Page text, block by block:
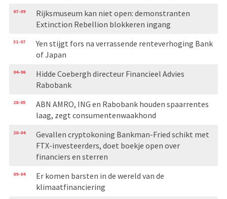
07-09
Rijksmuseum kan niet open: demonstranten
Extinction Rebellion blokkeren ingang
31-07
Yen stijgt fors na verrassende renteverhoging Bank
of Japan
04-06
Hidde Coebergh directeur Financieel Advies
Rabobank
28-05
ABN AMRO, ING en Rabobank houden spaarrentes
laag, zegt consumentenwaakhond
20-04
Gevallen cryptokoning Bankman-Fried schikt met
FTX-investeerders, doet boekje open over
financiers en sterren
09-04
Er komen barsten in de wereld van de
klimaatfinanciering